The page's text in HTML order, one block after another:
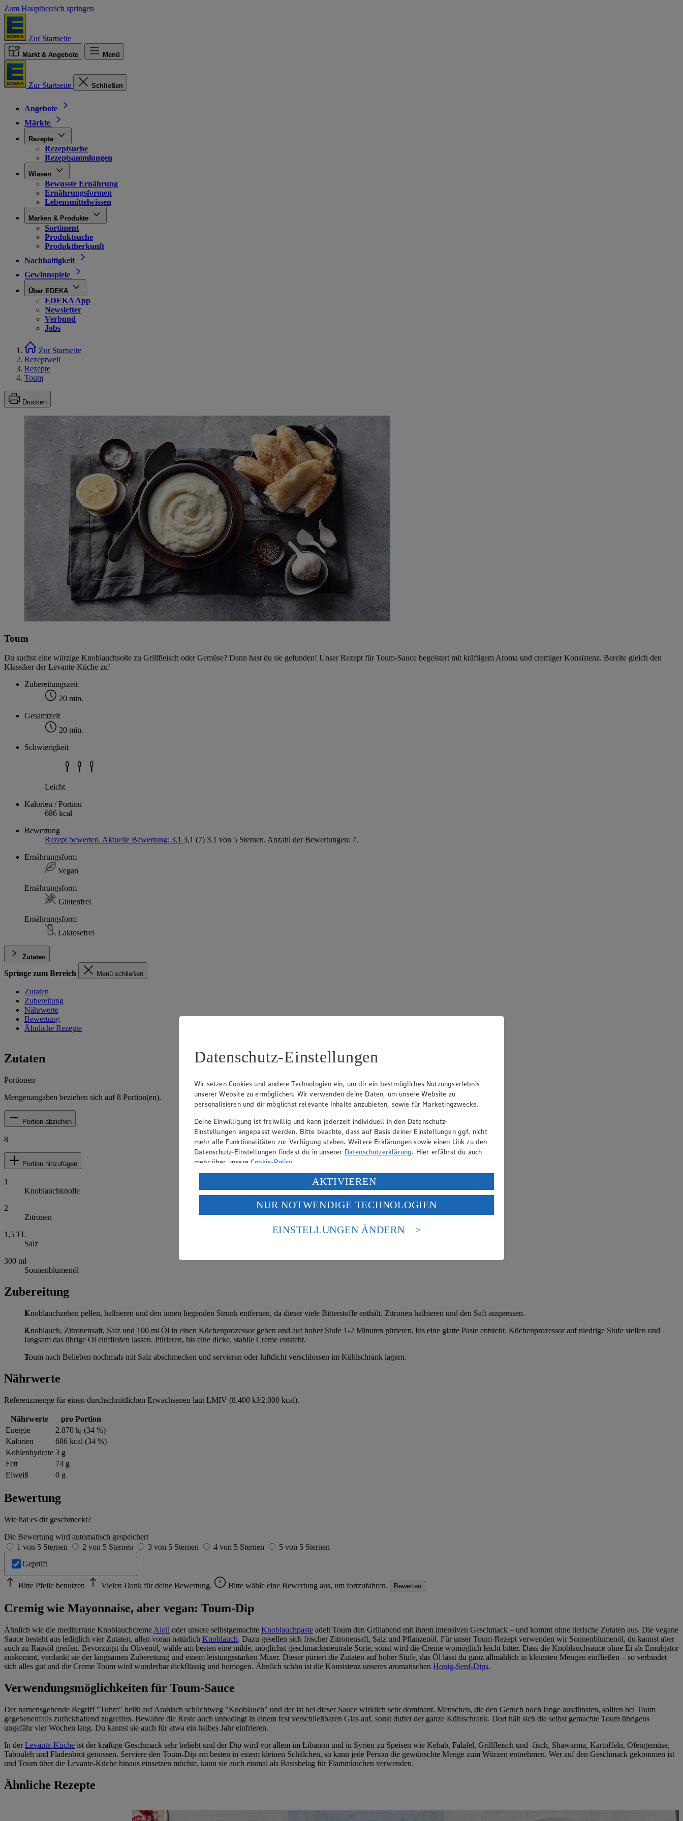
Zum Hauptbereich springen
Zur Startseite
Markt & Angebote Menü
Zur Startseite Schließen
Angebote
Märkte
Rezepte
Rezeptsuche
Rezeptsammlungen
Wissen
Bewusste Ernährung
Ernährungsformen
Lebensmittelwissen
Marken & Produkte
Sortiment
Produktsuche
Produktherkunft
Nachhaltigkeit
Gewinnspiele
Über EDEKA
EDEKA App
Newsletter
Verbund
Jobs
Zur Startseite
Rezeptwelt
Rezepte
Toum
Drucken
Toum
Du suchst eine würzige Knoblauchsoße zu Grillfleisch oder Gemüse? Dann hast du sie gefunden! Unser Rezept für Toum-Sauce begeistert mit kräftigem Aroma und cremiger Konsistenz. Bereite gleich den
Klassiker der Levante-Küche zu!
Zubereitungszeit
20 min.
Gesamtzeit
20 min.
Schwierigkeit
Leicht
Kalorien / Portion
686 kcal
Bewertung
Rezept bewerten. Aktuelle Bewertung: 3.1 3,1 (7) 3.1 von 5 Sternen. Anzahl der Bewertungen: 7.
Ernährungsform
Vegan
Ernährungsform
Glutenfrei
Ernährungsform
Laktosefrei
Zutaten
Springe zum Bereich Menü schließen
Zutaten
Zubereitung
Nährwerte
Bewertung
Ähnliche Rezepte
Zutaten
Portionen
Mengenangaben beziehen sich auf8 Portion(en).
Portion abziehen
8
Portion hinzufügen
1
Knoblauchknolle
2
Zitronen
1,5 TL
Salz
300 ml
Sonnenblumenöl
Zubereitung
Knoblauchzehen pellen, halbieren und den innen liegenden Strunk entfernen, da dieser viele Bitterstoffe enthält. Zitronen halbieren und den Saft auspressen.
Knoblauch, Zitronensaft, Salz und 100 ml Öl in einen Küchenprozessor geben und auf hoher Stufe 1-2 Minuten pürieren, bis eine glatte Paste entsteht. Küchenprozessor auf niedrige Stufe stellen und
langsam das übrige Öl einfließen lassen. Pürieren, bis eine dicke, stabile Creme entsteht.
Toum nach Belieben nochmals mit Salz abschmecken und servieren oder luftdicht verschlossen im Kühlschrank lagern.
Nährwerte
Referenzmenge für einen durchschnittlichen Erwachsenen laut LMIV (8.400 kJ/2.000 kcal).
Nährwerte
pro Portion
Energie
2.870 kj (34 %)
Kalorien
686 kcal (34 %)
Kohlenhydrate 3 g
Fett
74 g
Eiweiß
0 g
Bewertung
Wie hat es dir geschmeckt?
Die Bewertung wird automatisch gespeichert
1 von 5 Sternen
2 von 5 Sternen 3 von 5 Sternen 4 von 5 Sternen
5 von 5 Sternen
Geprüft
Bitte Pfeile benutzen Vielen Dank für deine Bewertung. Bitte wähle eine Bewertung aus, um fortzufahren. Bewerten
Cremig wie Mayonnaise, aber vegan: Toum-Dip
Ähnlich wie die mediterrane Knoblauchcreme Aioli oder unsere selbstgemachte Knoblauchpaste adelt Toum den Grillabend mit ihrem intensiven Geschmack – und kommt ohne tierische Zutaten aus. Die vegane
Sauce besteht aus lediglich vier Zutaten, allen voran natürlich Knoblauch. Dazu gesellen sich frischer Zitronensaft, Salz und Pflanzenöl. Für unser Toum-Rezept verwenden wir Sonnenblumenöl, du kannst aber
auch zu Rapsöl greifen. Bevorzugst du Olivenöl, wähle am besten eine milde, möglichst geschmacksneutrale Sorte, sonst wird die Creme womöglich leicht bitter. Dass die Knoblauchsauce ohne Ei als Emulgator
auskommt, verdankt sie der langsamen Zubereitung und einem leistungsstarken Mixer. Dieser püriert die Zutaten auf hoher Stufe, das Öl lässt du ganz allmählich in kleinsten Mengen einfließen – so verbindet
sich alles gut und die Creme Toum wird wunderbar dickflüssig und homogen. Ähnlich schön ist die Konsistenz unseres aromatischen Honig-Senf-Dips.
Verwendungsmöglichkeiten für Toum-Sauce
Der namensgebende Begriff "Tuhm" heißt auf Arabisch schlichtweg "Knoblauch" und der ist bei dieser Sauce wirklich sehr dominant. Menschen, die den Geruch noch lange ausdünsten, sollten bei Toum
gegebenenfalls zurückhaltend zugreifen. Bewahre die Reste auch unbedingt in einem fest verschließbaren Glas auf, sonst duftet der ganze Kühlschrank. Dort hält sich die selbst gemachte Toum übrigens
ungefähr vier Wochen lang. Du kannst sie auch für etwa ein halbes Jahr einfrieren.
In derLevante-Küche ist der kräftige Geschmack sehr beliebt und der Dip wird vor allem im Libanon und in Syrien zu Speisen wie Kebab, Falafel, Grillfleisch und -fisch, Shawarma, Kartoffeln, Ofengemüse,
Tabouleh und Fladenbrot genossen. Serviere den Toum-Dip am besten in einem kleinen Schälchen, so kann jede Person die gewünschte Menge zum Würzen entnehmen. Wer auf den Geschmack gekommen ist
und Toum über die Levante-Küche hinaus einsetzen möchte, kann sie auch einmal als Basisbelag für Flammkuchen verwenden.
Ähnliche Rezepte
Datenschutz-Einstellungen
Wir setzen Cookies und andere Technologien ein, um dir ein bestmögliches Nutzungserlebnis
unserer Website zu ermöglichen. Wir verwenden deine Daten, um unsere Website zu
personalisieren und dir möglichst relevante Inhalte anzubieten, sowie für Marketingzwecke.
Deine Einwilligung ist freiwillig und kann jederzeit individuell in den Datenschutz-
Einstellungen angepasst werden. Bitte beachte, dass auf Basis deiner Einstellungen ggf. nicht
mehr alle Funktionalitäten zur Verfügung stehen. Weitere Erklärungen sowie einen Link zu den
Datenschutz-Einstellungen findest du in unserer Datenschutzerklärung. Hier erfährst du auch
mehr über unsereCookie-Policy.
Verarbeitung deiner personenbezogenen Daten in den USA durch Facebook und YouTube:
Wenn du auf „Aktivieren“ klickst, willigst du im Sinne des Art. 49 Abs. 1 Satz 1 lit. a) DSGVO
ein, dass deine Daten in den USA verarbeitet werden. Der EuGH sieht die USA als Land mit
einem nach europäischen Standards nicht angemessenen Datenschutzniveau an. Es besteht das
Risiko eines Zugriffs durch US-amerikanische Behörden.
AKTIVIEREN
NUR NOTWENDIGE TECHNOLOGIEN
EINSTELLUNGEN ÄNDERN